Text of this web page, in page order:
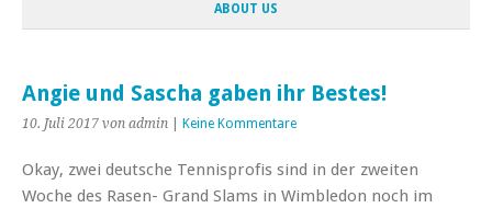
ABOUT US
Angie und Sascha gaben ihr Bestes!
10. Juli 2017 von admin Keine Kommentare
Okay, zwei deutsche Tennisprofis sind in der zweiten
Woche des Rasen- Grand Slams in Wimbledon noch im